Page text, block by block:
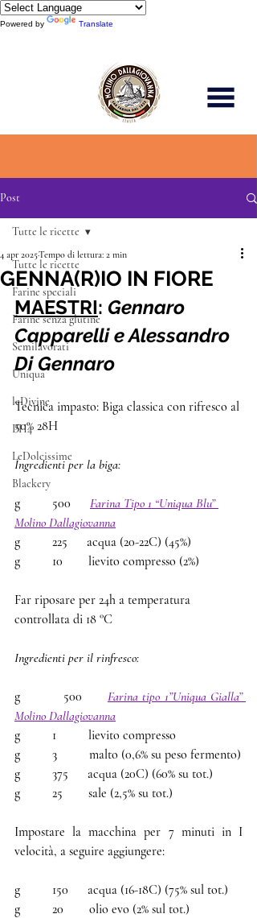
Powered by Translate
Post
Tutte le ricette
Farine speciali
Farine senza glutine
Semilavorati
Uniqua
leDivine
PH4
LeDolcissime
Blackery
Tutte le ricette
GENNA(R)IO IN FIORE
4 apr 2025Tempo di lettura: 2 min
MAESTRI: Gennaro
Capparelli e Alessandro
Di Gennaro
Tecnica impasto: Biga classica con rifresco al
50% 28H
Ingredienti per la biga:
g          500 Farina Tipo 1 “Uniqua Blu”
Molino Dallagiovanna
g          225      acqua (20-22C) (45%)
g          10        lievito compresso (2%)
Far riposare per 24h a temperatura
controllata di 18 °C
Ingredienti per il rinfresco:
g          500 Farina tipo 1”Uniqua Gialla”
Molino Dallagiovanna
g          1          lievito compresso
g          3          malto (0,6% su peso fermento)
g          375      acqua (20C) (60% su tot.)
g          25        sale (2,5% su tot.)
Impostare la macchina per 7 minuti in I
velocità, a seguire aggiungere:
g          150      acqua (16-18C) (75% sul tot.)
g          20        olio evo (2% sul tot.)